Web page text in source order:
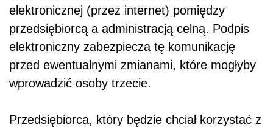
elektronicznej (przez internet) pomiędzy
przedsiębiorcą a administracją celną. Podpis
elektroniczny zabezpiecza tę komunikację
przed ewentualnymi zmianami, które mogłyby
wprowadzić osoby trzecie.
Przedsiębiorca, który będzie chciał korzystać z